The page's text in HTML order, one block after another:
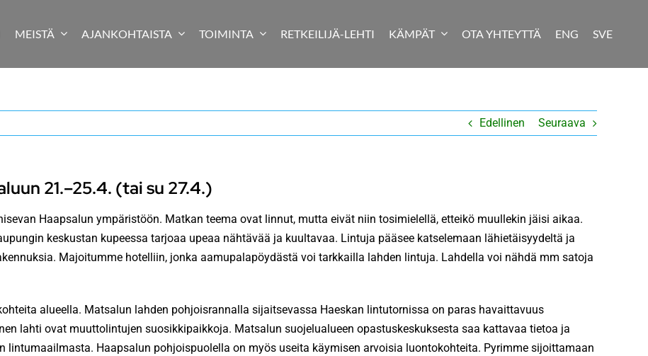
MEISTÄ AJANKOHTAISTA TOIMINTA RETKEILIJÄ-LEHTI KÄMPÄT OTA YHTEYTTÄ ENG SVE
Edellinen Seuraava
21.–25.4. (tai su 27.4.)
Haapsalun ympäristöön. Matkan teema ovat linnut, mutta eivät niin tosimielellä, etteikö muullekin jäisi aikaa.
keskustan kupeessa tarjoaa upeaa nähtävää ja kuultavaa. Lintuja pääsee katselemaan lähietäisyydeltä ja
Majoitumme hotelliin, jonka aamupalapöydästä voi tarkkailla lahden lintuja. Lahdella voi nähdä mm satoja
alueella. Matsalun lahden pohjoisrannalla sijaitsevassa Haeskan lintutornissa on paras havaittavuus
lahti ovat muuttolintujen suosikkipaikkoja. Matsalun suojelualueen opastuskeskuksesta saa kattavaa tietoa ja
lintumaailmasta. Haapsalun pohjoispuolella on myös useita käymisen arvoisia luontokohteita. Pyrimme sijoittamaan